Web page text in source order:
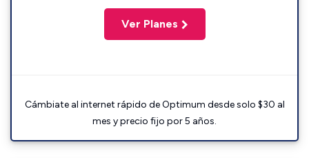
Ver Planes
Cámbiate al internet rápido de Optimum desde solo $30 al
mes y precio fijo por 5 años.